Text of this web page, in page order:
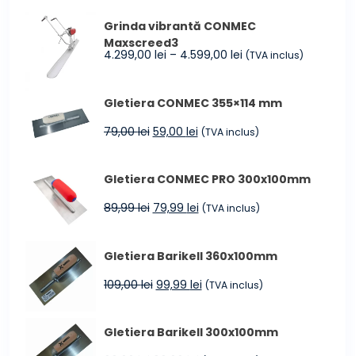
fost:
40,00 lei.
34,99 lei.
Grinda vibrantă CONMEC
Maxscreed3
4.299,00 lei – 4.599,00 leiInterval
4.299,00 lei
la
(TVA inclus)
Gletiera CONMEC 355×114 mm
79,00lei Prețul
fost:
59,00 leiPrețul
59,00 lei.
(TVA inclus)
Gletiera CONMEC PRO 300x100mm
89,99lei Prețul
fost:
79,99 leiPrețul
79,99 lei.
(TVA inclus)
Gletiera Barikell 360x100mm
109,00lei Prețul
fost:
99,99 leiPrețul
99,99 lei.
(TVA inclus)
Gletiera Barikell 300x100mm